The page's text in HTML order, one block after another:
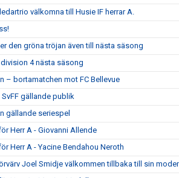
välkomna till Husie IF herrar A.
den gröna tröjan även till nästa säsong
4 nästa säsong
– bortamatchen mot FC Bellevue
gällande publik
gällande seriespel
Herr A - Giovanni Allende
Herr A - Yacine Bendahou Neroth
Joel Smidje välkommen tillbaka till sin